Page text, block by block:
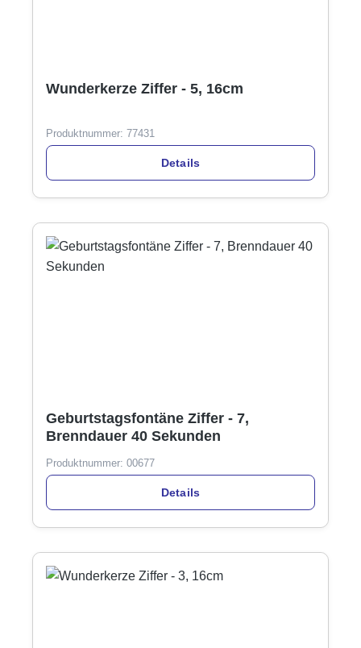
Wunderkerze Ziffer - 5, 16cm
Produktnummer: 77431
Details
Geburtstagsfontäne Ziffer - 7,
Brenndauer 40 Sekunden
Produktnummer: 00677
Details